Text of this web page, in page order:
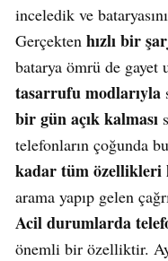
inceledik ve
Gerçekten hızlı bir
batarya ömrü de gayet
tasarrufu modlarıyla
bir gün açık kalması
telefonların çoğunda
kadar tüm özellikleri
arama yapıp gelen
Acil durumlarda
önemli bir özelliktir.